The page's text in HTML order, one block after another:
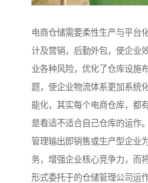
电商仓储需要柔性生产与平台
计及营销，后勤外包，使企业
业各种风险，优化了仓库设施
题，使企业物流体系更加系统
能化，其实每个电商仓库，都
是看适不适合自己仓库的运作。
管理输出即销售或生产型企业
务，增强企业核心竞争力，而
形式委托于的仓储管理公司运